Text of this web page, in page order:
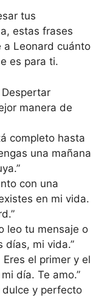
tus
estas frases
a Leonard cuánto
es para ti.
Despertar
manera de
completo hasta
una mañana
con una
en mi vida.
leo tu mensaje o
días, mi vida.”
el primer y el
día. Te amo.”
dulce y perfecto